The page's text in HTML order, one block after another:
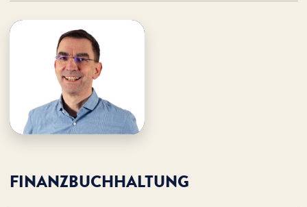
Axel Printz
· Fördermittel
· Bauprojekte
· Arbeitssicherheit
· Datenschutz
E-Mail an Axel
Axel unterstützen
FINANZBUCHHALTUNG